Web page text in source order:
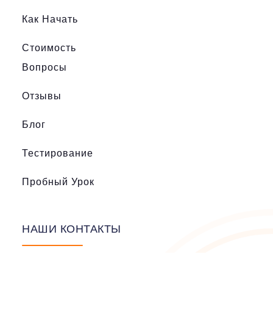
Как Начать
Стоимость
Вопросы
Отзывы
Блог
Тестирование
Пробный Урок
НАШИ КОНТАКТЫ